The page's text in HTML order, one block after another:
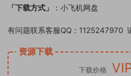
「下载方式」 ：小飞机网盘
有问题联系客服QQ：1125247970
资源下载
下载价格